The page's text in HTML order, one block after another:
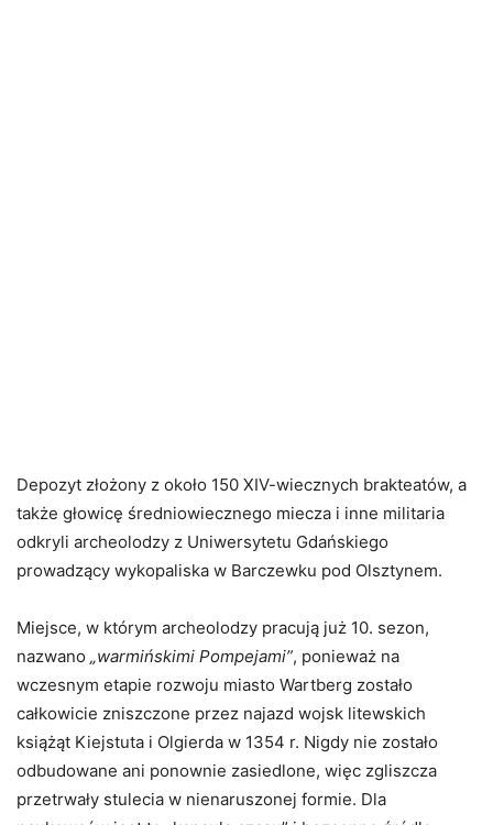
Depozyt złożony z około 150 XIV-wiecznych brakteatów, a
także głowicę średniowiecznego miecza i inne militaria
odkryli archeolodzy z Uniwersytetu Gdańskiego
prowadzący wykopaliska w Barczewku pod Olsztynem.
Miejsce, w którym archeolodzy pracują już 10. sezon,
nazwano „warmińskimi Pompejami”, ponieważ na
wczesnym etapie rozwoju miasto Wartberg zostało
całkowicie zniszczone przez najazd wojsk litewskich
książąt Kiejstuta i Olgierda w 1354 r. Nigdy nie zostało
odbudowane ani ponownie zasiedlone, więc zgliszcza
przetrwały stulecia w nienaruszonej formie. Dla